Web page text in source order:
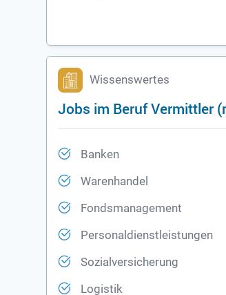
Wissenswertes
Jobs im Beruf Vermittler
Banken
Warenhandel
Fondsmanagement
Personaldienstleistungen
Sozialversicherung
Logistik